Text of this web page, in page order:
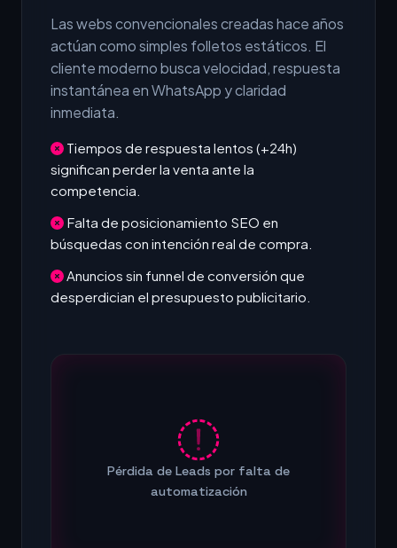
Las webs convencionales creadas hace años
actúan como simples folletos estáticos. El
cliente moderno busca velocidad, respuesta
instantánea en WhatsApp y claridad
inmediata.
Tiempos de respuesta lentos (+24h)
significan perder la venta ante la
competencia.
Falta de posicionamiento SEO en
búsquedas con intención real de compra.
Anuncios sin funnel de conversión que
desperdician el presupuesto publicitario.
Pérdida de Leads por falta de
automatización